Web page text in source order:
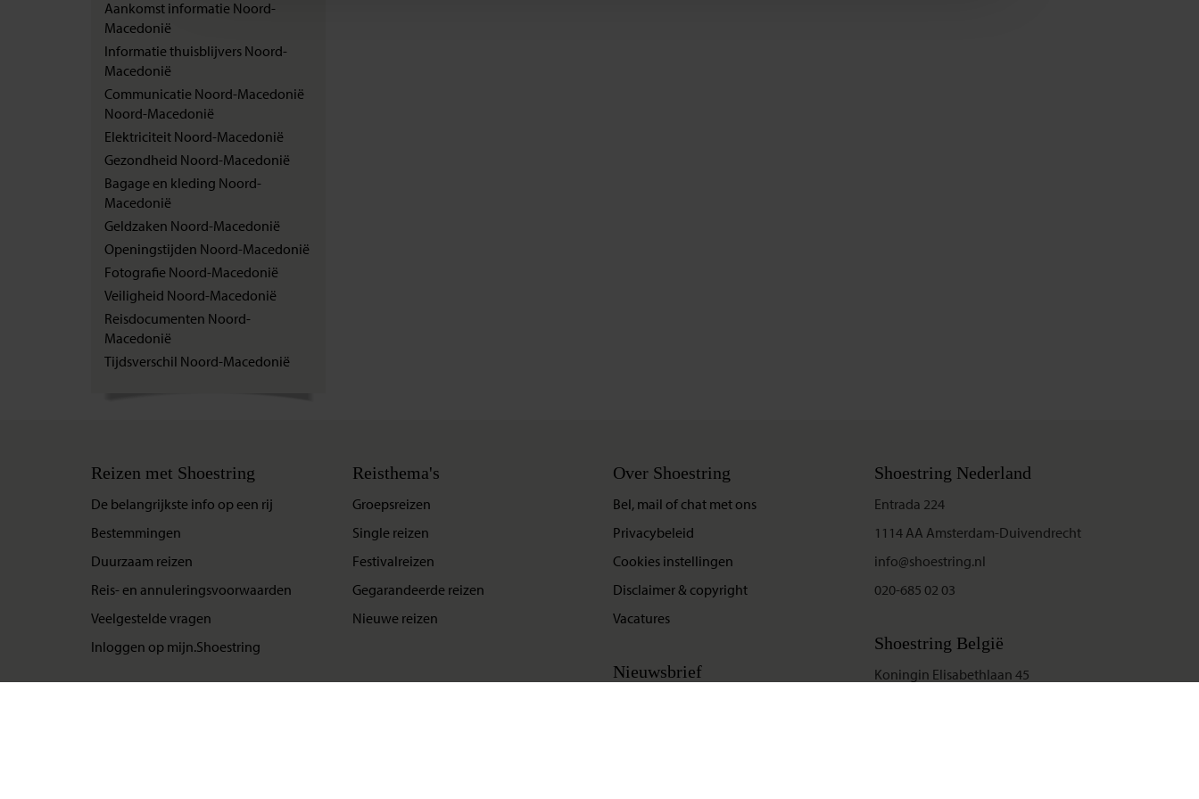
Aankomst informatie Noord-
Macedonië
Informatie thuisblijvers Noord-
Macedonië
Communicatie Noord-Macedonië
Noord-Macedonië
Elektriciteit Noord-Macedonië
Gezondheid Noord-Macedonië
Bagage en kleding Noord-
Macedonië
Geldzaken Noord-Macedonië
Openingstijden Noord-Macedonië
Fotografie Noord-Macedonië
Veiligheid Noord-Macedonië
Reisdocumenten Noord-
Macedonië
Tijdsverschil Noord-Macedonië
Reizen met Shoestring
De belangrijkste info op een rij
Bestemmingen
Duurzaam reizen
Reis- en annuleringsvoorwaarden
Veelgestelde vragen
Inloggen op mijn.Shoestring
Reisthema's
Groepsreizen
Single reizen
Festivalreizen
Gegarandeerde reizen
Nieuwe reizen
Over Shoestring
Bel, mail of chat met ons
Privacybeleid
Cookies instellingen
Disclaimer & copyright
Vacatures
Nieuwsbrief
Shoestring Nederland
Entrada 224
1114 AA Amsterdam-Duivendrecht
info@shoestring.nl
020-685 02 03
Shoestring België
Koningin Elisabethlaan 45